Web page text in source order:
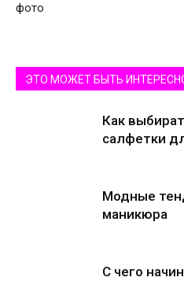
фото
ЭТО МОЖЕТ БЫТЬ
Как
салфетки
Модные
маникюра
С чего